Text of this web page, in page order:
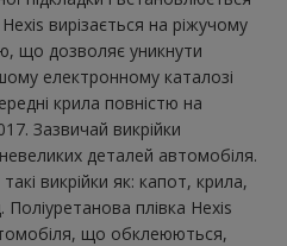
вирізається на ріжучому
що дозволяє уникнути
електронному каталозі
крила повністю на
Зазвичай викрійки
деталей автомобіля.
викрійки як: капот, крила,
Поліуретанова плівка Hexis
що обклеюються,